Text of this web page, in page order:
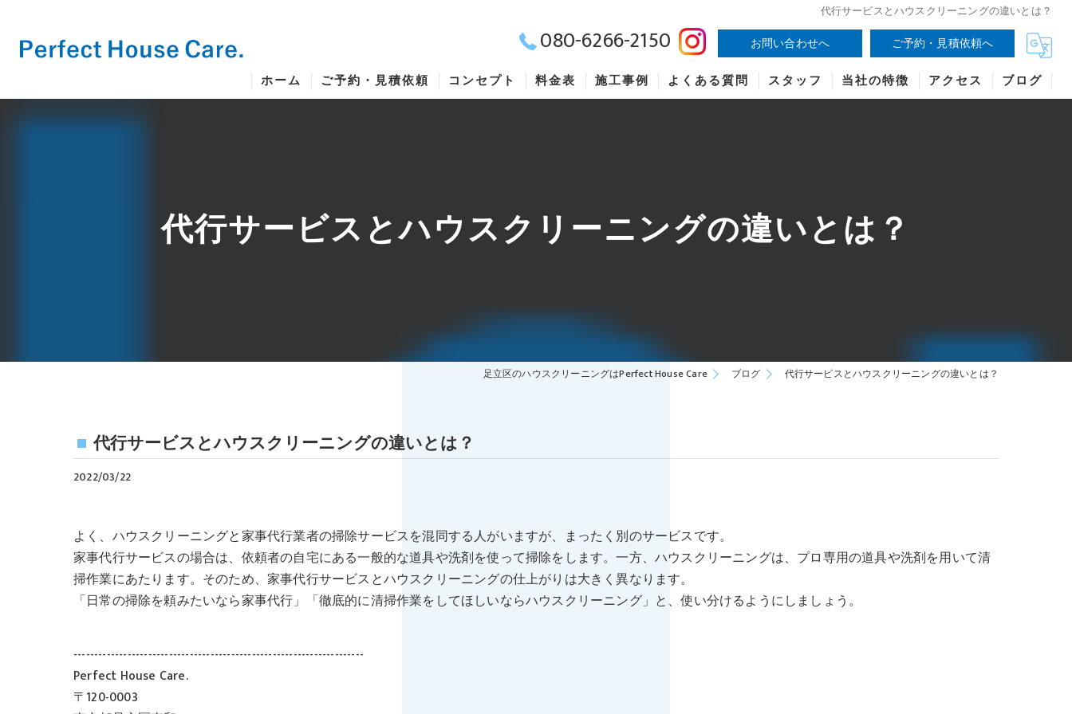
代行サービスとハウスクリーニングの違いとは？
080-6266-2150 お問い合わせへ ご予約・見積依頼へ
ホーム ご予約・見積依頼 コンセプト 料金表 施工事例 よくある質問 スタッフ 当社の特徴 アクセス ブログ
代行サービスとハウスクリーニングの違いとは？
足立区のハウスクリーニングはPerfect House Care ブログ 代行サービスとハウスクリーニングの違いとは？
代行サービスとハウスクリーニングの違いとは？
2022/03/22
よく、ハウスクリーニングと家事代行業者の掃除サービスを混同する人がいますが、まったく別のサービスです。
家事代行サービスの場合は、依頼者の自宅にある一般的な道具や洗剤を使って掃除をします。一方、ハウスクリーニングは、プロ専用の道具や洗剤を用いて清
掃作業にあたります。そのため、家事代行サービスとハウスクリーニングの仕上がりは大きく異なります。
「日常の掃除を頼みたいなら家事代行」「徹底的に清掃作業をしてほしいならハウスクリーニング」と、使い分けるようにしましょう。
----------------------------------------------------------------------
Perfect House Care.
〒120-0003